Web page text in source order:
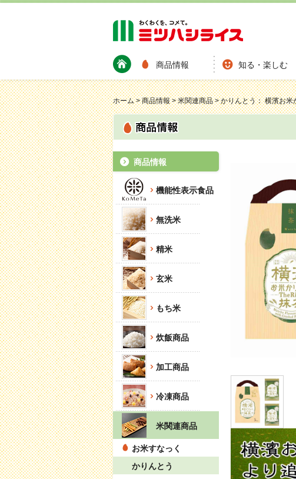
商品情報 知る・楽しむ
ホーム>商品情報>米関連商品>かりんとう： 横濱お
商品情報
機能性表示食品
無洗米
精米
玄米
もち米
炊飯商品
加工商品
冷凍商品
米関連商品
お米すなっく
かりんとう